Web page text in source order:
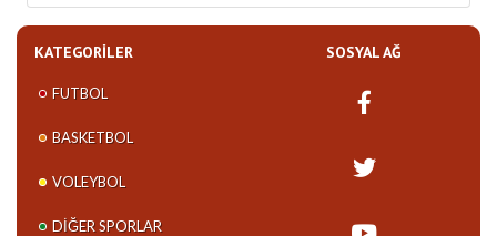
KATEGORILER
FUTBOL
BASKETBOL
VOLEYBOL
DIĞER SPORLAR
SOSYAL AĞ